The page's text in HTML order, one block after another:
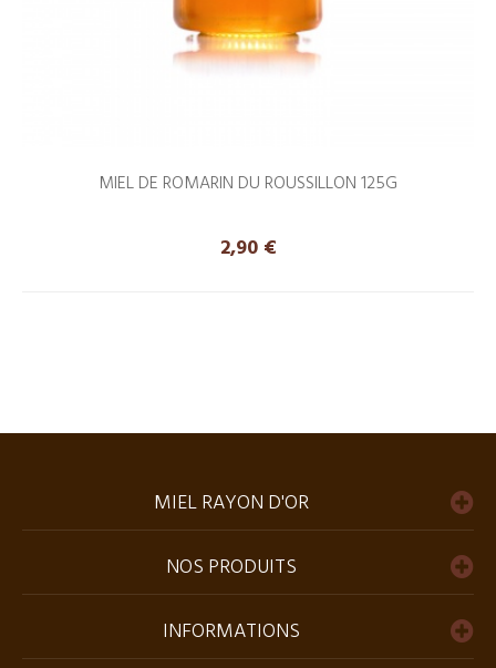
MIEL DE ROMARIN DU ROUSSILLON 125G
Prix
2,90 €
MIEL RAYON D'OR
NOS PRODUITS
INFORMATIONS